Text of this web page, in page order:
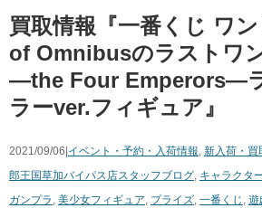
買取情報『一番くじ ワ
of Omnibusのラストワ
―the ​Four ​Emperors―
ラーver.フィギュア』
2021/09/06| イベント・予約・入荷情報, 新入荷・買
郎王国草加バイパス店スタッフブログ, キャラクタ
ガンプラ , 美少女フィギュア, プライズ, 一番くじ , 遊